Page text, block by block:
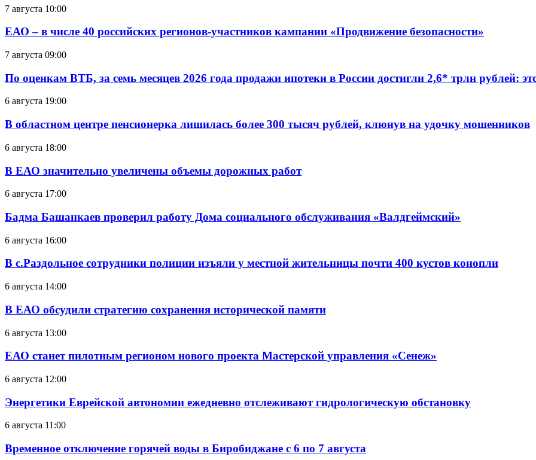
7 августа 10:00
ЕАО – в числе 40 российских регионов-участников кампании «Продвижение безопасности»
7 августа 09:00
По оценкам ВТБ, за семь месяцев 2026 года продажи ипотеки в России достигли 2,6* трлн рублей:
6 августа 19:00
В областном центре пенсионерка лишилась более 300 тысяч рублей, клюнув на удочку мошенников
6 августа 18:00
В ЕАО значительно увеличены объемы дорожных работ
6 августа 17:00
Бадма Башанкаев проверил работу Дома социального обслуживания «Валдгеймский»
6 августа 16:00
В с.Раздольное сотрудники полиции изъяли у местной жительницы почти 400 кустов конопли
6 августа 14:00
В ЕАО обсудили стратегию сохранения исторической памяти
6 августа 13:00
ЕАО станет пилотным регионом нового проекта Мастерской управления «Сенеж»
6 августа 12:00
Энергетики Еврейской автономии ежедневно отслеживают гидрологическую обстановку
6 августа 11:00
Временное отключение горячей воды в Биробиджане с 6 по 7 августа